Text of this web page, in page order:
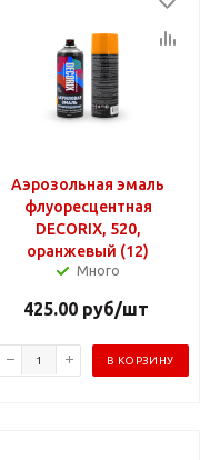
Аэрозольная эмаль
флуоресцентная
DECORIX, 520,
оранжевый (12)
Много
425.00руб/шт
В КОРЗИНУ